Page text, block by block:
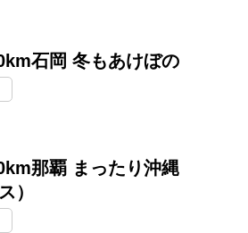
石岡 冬もあけぼの
那覇 まったり沖縄
）